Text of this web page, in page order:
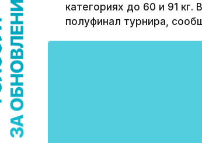
категориях до 60 и 91 кг.
полуфинал турнира,